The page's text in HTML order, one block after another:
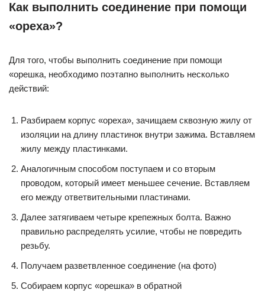
Как выполнить соединение при помощи
«ореха»?
Для того, чтобы выполнить соединение при помощи
«орешка, необходимо поэтапно выполнить несколько
действий:
Разбираем корпус «ореха», зачищаем сквозную жилу от
изоляции на длину пластинок внутри зажима. Вставляем
жилу между пластинками.
Аналогичным способом поступаем и со вторым
проводом, который имеет меньшее сечение. Вставляем
его между ответвительными пластинами.
Далее затягиваем четыре крепежных болта. Важно
правильно распределять усилие, чтобы не повредить
резьбу.
Получаем разветвленное соединение (на фото)
Собираем корпус «орешка» в обратной